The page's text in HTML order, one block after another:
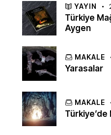
YAYIN
Türkiye
Aygen
MAKALE
Yarasalar
MAKALE
Türkiye’de